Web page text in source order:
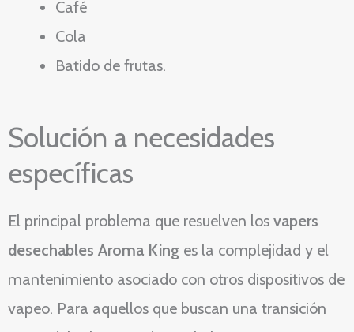
Café
Cola
Batido de frutas.
Solución a necesidades
específicas
El principal problema que resuelven los vapers
desechables Aroma King es la complejidad y el
mantenimiento asociado con otros dispositivos de
vapeo. Para aquellos que buscan una transición